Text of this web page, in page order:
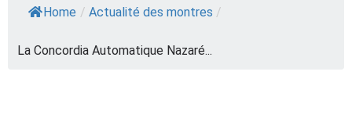
Home / Actualité des montres /
La Concordia Automatique Nazaré...